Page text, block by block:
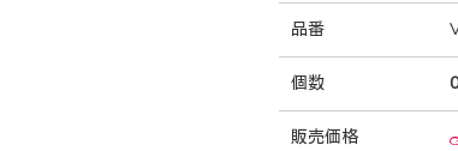
品番
個数 0
販売価格